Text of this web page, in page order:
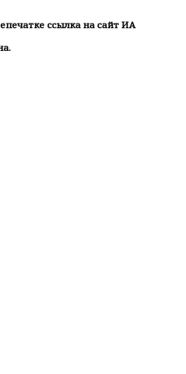
ссылка на сайт ИА